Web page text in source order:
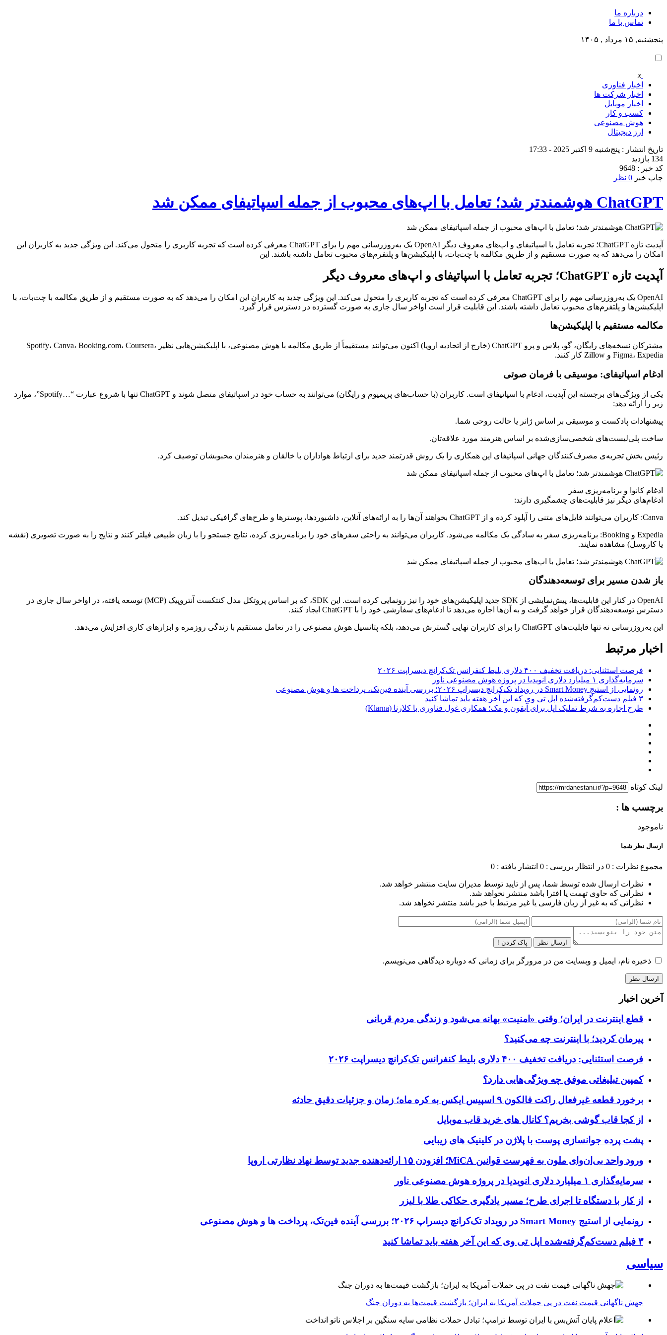
درباره ما
تماس با ما
پنجشنبه, ۱۵ مرداد , ۱۴۰۵
x
اخبار فناوری
اخبار شرکت ها
اخبار موبایل
کسب و کار
هوش مصنوعی
ارز دیجیتال
تاریخ انتشار : پنج‌شنبه 9 اکتبر 2025 - 17:33
134 بازدید
کد خبر : 9648
چاپ خبر 0 نظر
ChatGPT هوشمندتر شد؛ تعامل با اپ‌های محبوب از جمله اسپاتیفای ممکن شد
آپدیت تازه ChatGPT؛ تجربه تعامل با اسپاتیفای و اپ‌های معروف دیگر OpenAI یک به‌روزرسانی مهم را برای ChatGPT معرفی کرده است که تجربه کاربری را متحول می‌کند. این ویژگی جدید به کاربران این
امکان را می‌دهد که به صورت مستقیم و از طریق مکالمه با چت‌بات، با اپلیکیشن‌ها و پلتفرم‌های محبوب تعامل داشته باشند. این
آپدیت تازه ChatGPT؛ تجربه تعامل با اسپاتیفای و اپ‌های معروف دیگر
OpenAI یک به‌روزرسانی مهم را برای ChatGPT معرفی کرده است که تجربه کاربری را متحول می‌کند. این ویژگی جدید به کاربران این امکان را می‌دهد که به صورت مستقیم و از طریق مکالمه با چت‌بات، با
اپلیکیشن‌ها و پلتفرم‌های محبوب تعامل داشته باشند. این قابلیت قرار است اواخر سال جاری به صورت گسترده در دسترس قرار گیرد.
مکالمه مستقیم با اپلیکیشن‌ها
مشترکان نسخه‌های رایگان، گو، پلاس و پرو ChatGPT (خارج از اتحادیه اروپا) اکنون می‌توانند مستقیماً از طریق مکالمه با هوش مصنوعی، با اپلیکیشن‌هایی نظیر Spotify، Canva، Booking.com، Coursera،
Figma، Expedia و Zillow کار کنند.
ادغام اسپاتیفای: موسیقی با فرمان صوتی
یکی از ویژگی‌های برجسته این آپدیت، ادغام با اسپاتیفای است. کاربران (با حساب‌های پریمیوم و رایگان) می‌توانند به حساب خود در اسپاتیفای متصل شوند و ChatGPT تنها با شروع عبارت “…Spotify”، موارد
زیر را ارائه دهد:
پیشنهادات پادکست و موسیقی بر اساس ژانر یا حالت روحی شما.
ساخت پلی‌لیست‌های شخصی‌سازی‌شده بر اساس هنرمند مورد علاقه‌تان.
رئیس بخش تجربه‌ی مصرف‌کنندگان جهانی اسپاتیفای این همکاری را یک روش قدرتمند جدید برای ارتباط هواداران با خالقان و هنرمندان محبوبشان توصیف کرد.
ادغام کانوا و برنامه‌ریزی سفر
ادغام‌های دیگر نیز قابلیت‌های چشمگیری دارند:
Canva: کاربران می‌توانند فایل‌های متنی را آپلود کرده و از ChatGPT بخواهند آن‌ها را به ارائه‌های آنلاین، داشبوردها، پوسترها و طرح‌های گرافیکی تبدیل کند.
Expedia و Booking: برنامه‌ریزی سفر به سادگی یک مکالمه می‌شود. کاربران می‌توانند به راحتی سفرهای خود را برنامه‌ریزی کرده، نتایج جستجو را با زبان طبیعی فیلتر کنند و نتایج را به صورت تصویری (نقشه
یا کاروسل) مشاهده نمایند.
باز شدن مسیر برای توسعه‌دهندگان
OpenAI در کنار این قابلیت‌ها، پیش‌نمایشی از SDK جدید اپلیکیشن‌های خود را نیز رونمایی کرده است. این SDK، که بر اساس پروتکل مدل کنتکست آنتروپیک (MCP) توسعه یافته، در اواخر سال جاری در
دسترس توسعه‌دهندگان قرار خواهد گرفت و به آن‌ها اجازه می‌دهد تا ادغام‌های سفارشی خود را با ChatGPT ایجاد کنند.
این به‌روزرسانی نه تنها قابلیت‌های ChatGPT را برای کاربران نهایی گسترش می‌دهد، بلکه پتانسیل هوش مصنوعی را در تعامل مستقیم با زندگی روزمره و ابزارهای کاری افزایش می‌دهد.
اخبار مرتبط
فرصت استثنایی: دریافت تخفیف ۴۰۰ دلاری بلیط کنفرانس تک‌کرانچ دیسراپت ۲۰۲۶
سرمایه‌گذاری ۱ میلیارد دلاری انویدیا در پروژه هوش مصنوعی ناور
رونمایی از استیج Smart Money در رویداد تک‌کرانچ دیسراپ ۲۰۲۶؛ بررسی آینده فین‌تک، پرداخت‌ ها و هوش مصنوعی
۳ فیلم دست‌کم‌گرفته‌شده اپل تی وی که این آخر هفته باید تماشا کنید
طرح اجاره به شرط تملیک اپل برای آیفون و مک؛ همکاری غول فناوری با کلارنا (Klarna)
لینک کوتاه
برچسب ها :
ناموجود
ارسال نظر شما
مجموع نظرات : 0 در انتظار بررسی : 0 انتشار یافته : 0
نظرات ارسال شده توسط شما، پس از تایید توسط مدیران سایت منتشر خواهد شد.
نظراتی که حاوی تهمت یا افترا باشد منتشر نخواهد شد.
نظراتی که به غیر از زبان فارسی یا غیر مرتبط با خبر باشد منتشر نخواهد شد.
ارسال نظر پاک کردن !
ذخیره نام، ایمیل و وبسایت من در مرورگر برای زمانی که دوباره دیدگاهی می‌نویسم.
آخرین اخبار
قطع اینترنت در ایران؛ وقتی «امنیت» بهانه می‌شود و زندگی مردم قربانی
پیرمان کردید؛ با اینترنت چه می‌کنید؟
فرصت استثنایی: دریافت تخفیف ۴۰۰ دلاری بلیط کنفرانس تک‌کرانچ دیسراپت ۲۰۲۶
کمپین تبلیغاتی موفق چه ویژگی‌هایی دارد؟
برخورد قطعه غیرفعال راکت فالکون ۹ اسپیس ایکس به کره ماه؛ زمان و جزئیات دقیق حادثه
از کجا قاب گوشی بخریم؟ کانال های خرید قاب موبایل
پشت پرده جوانسازی پوست با پلاژن در کلینیک های زیبایی
ورود واحد بی‌ان‌وای ملون به فهرست قوانین MiCA؛ افزودن ۱۵ ارائه‌دهنده جدید توسط نهاد نظارتی اروپا
سرمایه‌گذاری ۱ میلیارد دلاری انویدیا در پروژه هوش مصنوعی ناور
از کار با دستگاه تا اجرای طرح؛ مسیر یادگیری حکاکی طلا با لیزر
رونمایی از استیج Smart Money در رویداد تک‌کرانچ دیسراپ ۲۰۲۶؛ بررسی آینده فین‌تک، پرداخت‌ ها و هوش مصنوعی
۳ فیلم دست‌کم‌گرفته‌شده اپل تی وی که این آخر هفته باید تماشا کنید
سیاسی
جهش ناگهانی قیمت نفت در پی حملات آمریکا به ایران؛ بازگشت قیمت‌ها به دوران جنگ